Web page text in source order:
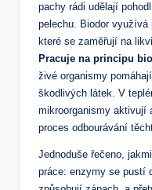
pachy rádi udělají
pelechu. Biodor využívá
které se zaměřují na
Pracuje na principu
živé organismy
škodlivých látek. V
mikroorganismy aktivují
proces odbourávání
Jednoduše řečeno,
práce: enzymy se pustí